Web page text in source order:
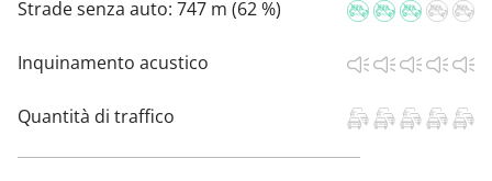
Strade senza auto: 747 m (62 %)
Inquinamento acustico
Quantità di traffico